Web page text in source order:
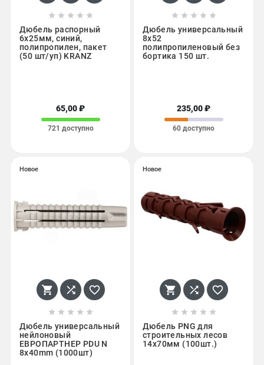
    
Дюбель распорный
6х25мм, синий,
полипропилен, пакет
(50 шт/уп) KRANZ
65,00 ₽
721 доступно
    
Дюбель универсальный
8х52
полипропиленовый без
бортика 150 шт.
235,00 ₽
60 доступно
Новое
  
    
Дюбель универсальный
нейлоновый
ЕВРОПАРТНЕР PDU N
8х40mm (1000шт)
Новое
  
    
Дюбель PNG для
строительных лесов
14x70мм (100шт.)